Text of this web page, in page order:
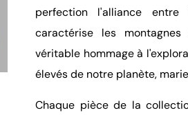
perfection l'alliance
caractérise les
véritable hommage à
élevés de notre planète,
Chaque pièce de la